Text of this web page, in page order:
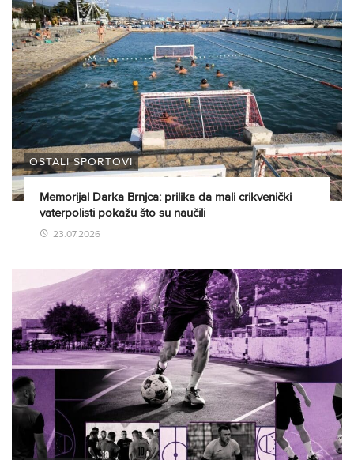
OSTALI SPORTOVI
Memorijal Darka Brnjca: prilika da mali crikvenički
vaterpolisti pokažu što su naučili
23.07.2026